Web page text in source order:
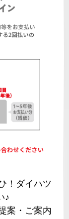
！ダイハツ
♪
案・ご案内